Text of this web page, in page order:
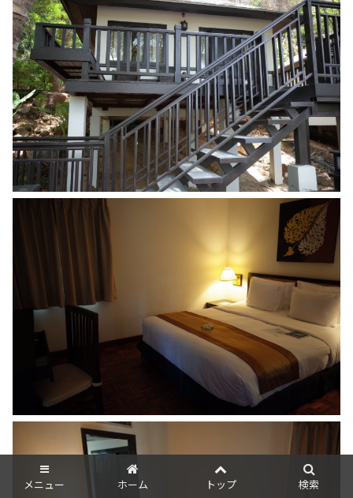
メニュー ホーム トップ 検索